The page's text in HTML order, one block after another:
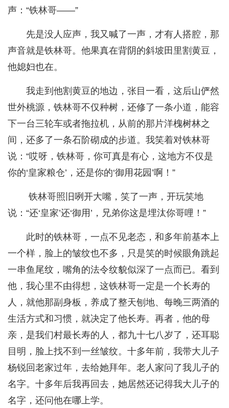
声：“铁林哥——”
先是没人应声，我又喊了一声，才有人搭腔，那
声音就是铁林哥。他果真在背阴的斜坡田里割黄豆，
他媳妇也在。
我走到他割黄豆的地边，张目一看，这后山俨然
世外桃源，铁林哥不仅种树，还修了一条小道，能容
下一台三轮车或者拖拉机，从前的那片洋槐树林之
间，还多了一条石阶砌成的步道。我笑着对铁林哥
说：“哎呀，铁林哥，你可真是有心，这地方不仅是
你的‘皇家粮仓’，还是你的‘御用花园’啊！”
铁林哥照旧咧开大嘴，笑了一声，开玩笑地
说：“还‘皇家’还‘御用’，兄弟你这是埋汰你哥哩！”
此时的铁林哥，一点不见老态，和多年前基本上
一个样，脸上的皱纹也不多，只是笑的时候眼角跳起
一串鱼尾纹，嘴角的法令纹貌似深了一点而已。看到
他，我心里不由得想，这铁林哥一定是一个长寿的
人，就他那副身板，养成了整天刨地、每晚三两酒的
生活方式和习惯，就决定了他长寿。再者，他的母
亲，是我们村最长寿的人，都九十七八岁了，还耳聪
目明，脸上找不到一丝皱纹。十多年前，我带大儿子
杨锐回老家过年，去给她拜年。老人家问了我儿子的
名字。十多年后我再回去，她居然还记得我大儿子的
名字，还问他在哪上学。